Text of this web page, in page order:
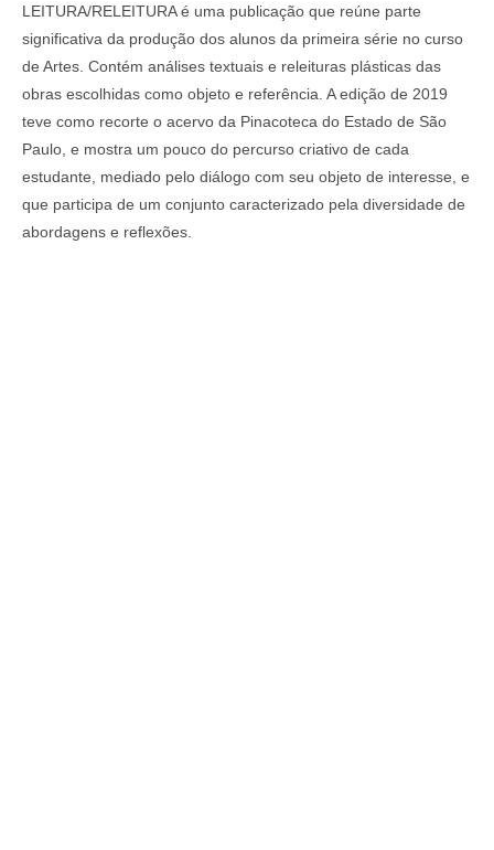
LEITURA/RELEITURA é uma publicação que reúne parte
significativa da produção dos alunos da primeira série no curso
de Artes. Contém análises textuais e releituras plásticas das
obras escolhidas como objeto e referência. A edição de 2019
teve como recorte o acervo da Pinacoteca do Estado de São
Paulo, e mostra um pouco do percurso criativo de cada
estudante, mediado pelo diálogo com seu objeto de interesse, e
que participa de um conjunto caracterizado pela diversidade de
abordagens e reflexões.